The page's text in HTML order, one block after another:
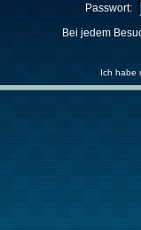
Passwort:
Bei jedem
Ich habe